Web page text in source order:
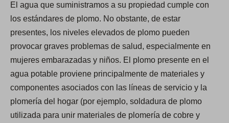
El agua que suministramos a su propiedad cumple con
los estándares de plomo. No obstante, de estar
presentes, los niveles elevados de plomo pueden
provocar graves problemas de salud, especialmente en
mujeres embarazadas y niños. El plomo presente en el
agua potable proviene principalmente de materiales y
componentes asociados con las líneas de servicio y la
plomería del hogar (por ejemplo, soldadura de plomo
utilizada para unir materiales de plomería de cobre y